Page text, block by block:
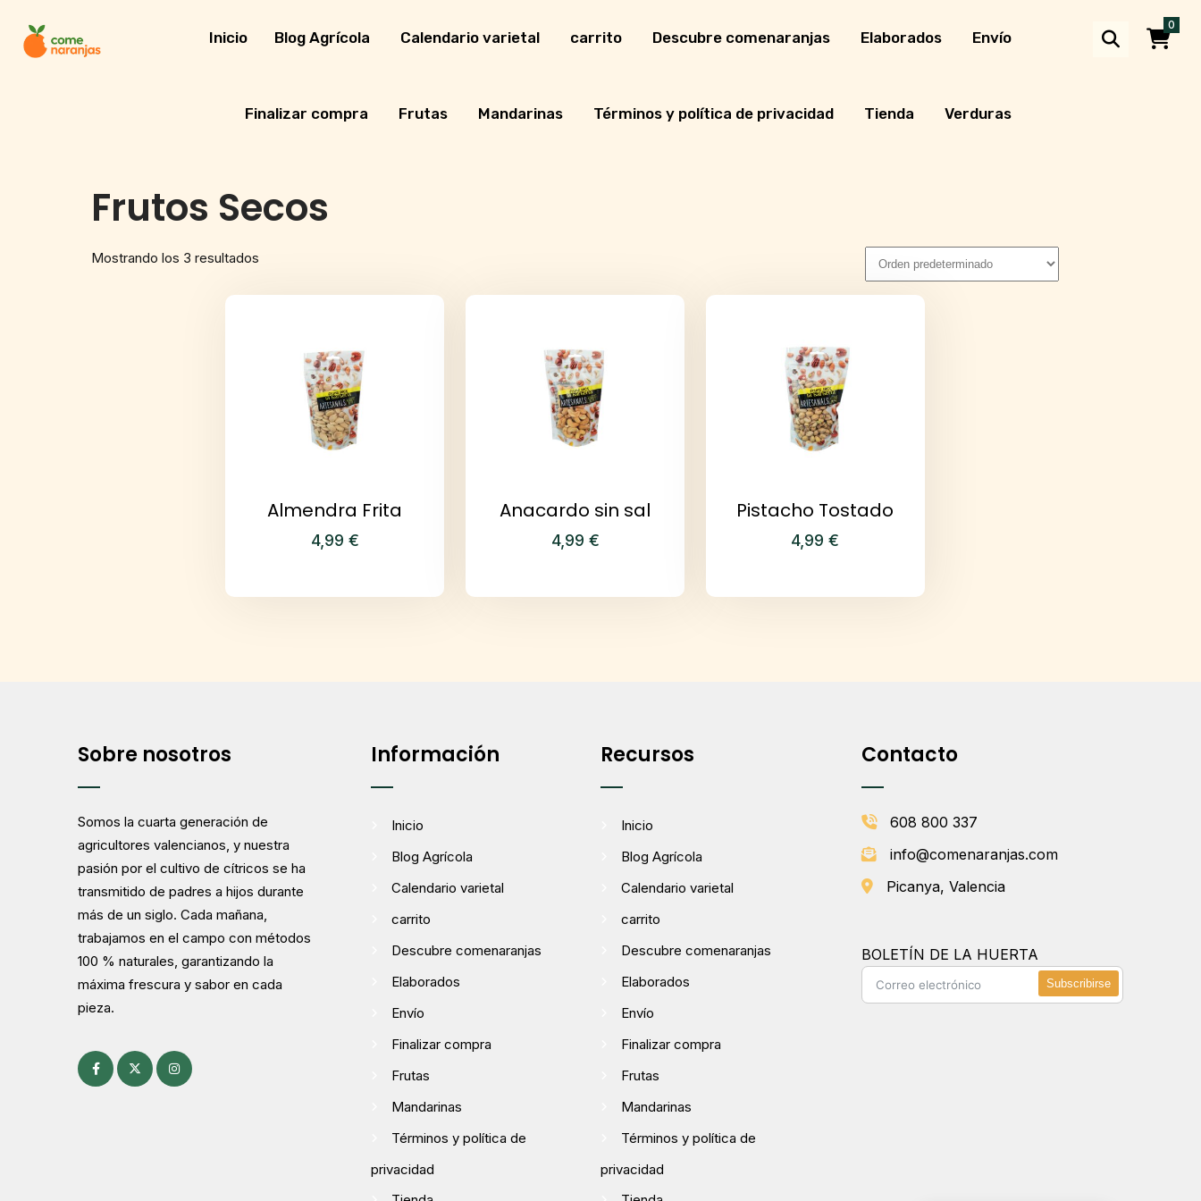
content
Inicio Blog Agrícola Calendario varietal carrito Descubre comenaranjas Elaborados Envío
Finalizar compra Frutas Mandarinas Términos y política de privacidad Tienda Verduras
0
Frutos Secos
Mostrando los 3 resultados
Almendra Frita
4,99 €
Anacardo sin sal
4,99 €
Pistacho Tostado
4,99€
Sobre nosotros
Somos la cuarta generación de
agricultores valencianos, y nuestra
pasión por el cultivo de cítricos se ha
transmitido de padres a hijos durante
más de un siglo. Cada mañana,
trabajamos en el campo con métodos
100 % naturales, garantizando la
máxima frescura y sabor en cada
pieza.
Información
Inicio
Blog Agrícola
Calendario varietal
carrito
Descubre comenaranjas
Elaborados
Envío
Finalizar compra
Frutas
Mandarinas
Términos y política de
privacidad
Recursos
Inicio
Blog Agrícola
Calendario varietal
carrito
Descubre comenaranjas
Elaborados
Envío
Finalizar compra
Frutas
Mandarinas
Términos y política de
privacidad
Contacto
608 800 337
info@comenaranjas.com
Picanya, Valencia
BOLETÍN DE LA HUERTA
Subscribirse